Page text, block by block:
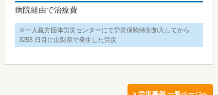
病院経由で治療費
※一人親方団体労災センターにて労災保険特別加入してから
3258 日目に山梨県で発生した労災